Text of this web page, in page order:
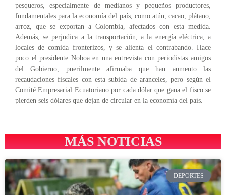
pesqueros, especialmente de medianos y pequeños productores,
fundamentales para la economía del país, como atún, cacao, plátano,
arroz, que se exportan a Colombia, afectados con esta medida.
Además, se perjudica a la transportación, a la energía eléctrica, a
locales de comida fronterizos, y se alienta el contrabando. Hace
poco el presidente Noboa en una entrevista con periodistas amigos
del Gobierno, puerilmente afirmaba que han aumento las
recaudaciones fiscales con esta subida de aranceles, pero según el
Comité Empresarial Ecuatoriano por cada dólar que gana el fisco se
pierden seis dólares que dejan de circular en la economía del país.
MÁS NOTICIAS
DEPORTES